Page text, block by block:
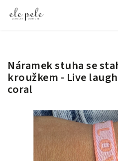
Náramek stuha se
kroužkem - Live
coral